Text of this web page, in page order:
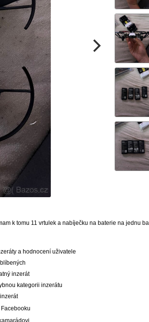
k tomu 11 vrtulek a nabíječku na baterie na jednu
a hodnocení uživatele
inzerát
kategorii inzerátu